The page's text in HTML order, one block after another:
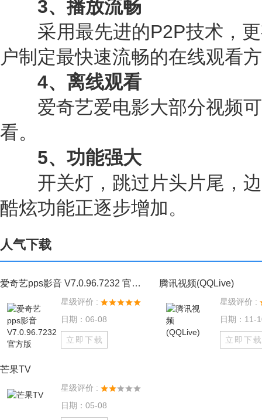
3、播放流畅
采用最先进的P2P技术，更
户制定最快速流畅的在线观看
4、离线观看
爱奇艺爱电影大部分视频可
看。
5、功能强大
开关灯，跳过片头片尾，边
酷炫功能正逐步增加。
人气下载
爱奇艺pps影音 V7.0.96.7232 官方版
星级评价 :
日期：06-08
立即下载
腾讯视频(QQLive)
星级评价 :
日期：11-
立即下载
芒果TV
星级评价 :
日期：05-08